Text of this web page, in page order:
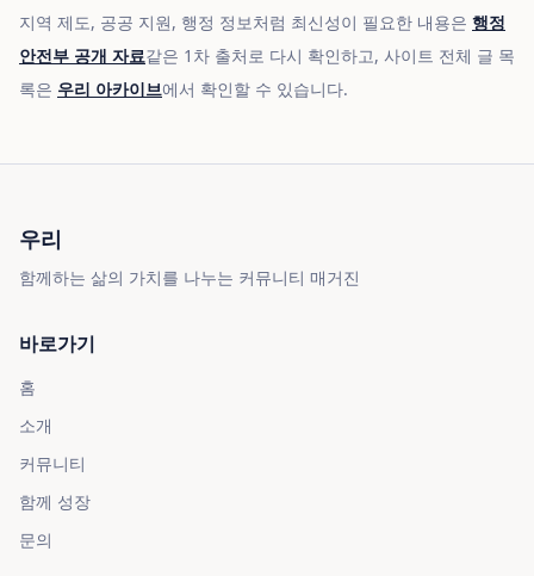
지역 제도, 공공 지원, 행정 정보처럼 최신성이 필요한 내용은 행정
안전부 공개 자료같은 1차 출처로 다시 확인하고, 사이트 전체 글 목
록은 우리 아카이브에서 확인할 수 있습니다.
우리
함께하는 삶의 가치를 나누는 커뮤니티 매거진
바로가기
홈
소개
커뮤니티
함께 성장
문의